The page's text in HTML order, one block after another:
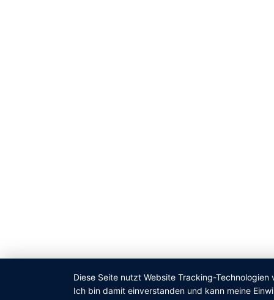
Diese Seite nutzt Website Tracking-
Ich bin damit einverstanden und kann meine